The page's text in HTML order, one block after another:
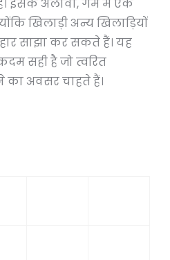
इसके अलावा, गेम में एक
खिलाड़ी अन्य खिलाड़ियों
साझा कर सकते हैं। यह
सही है जो त्वरित
अवसर चाहते हैं।